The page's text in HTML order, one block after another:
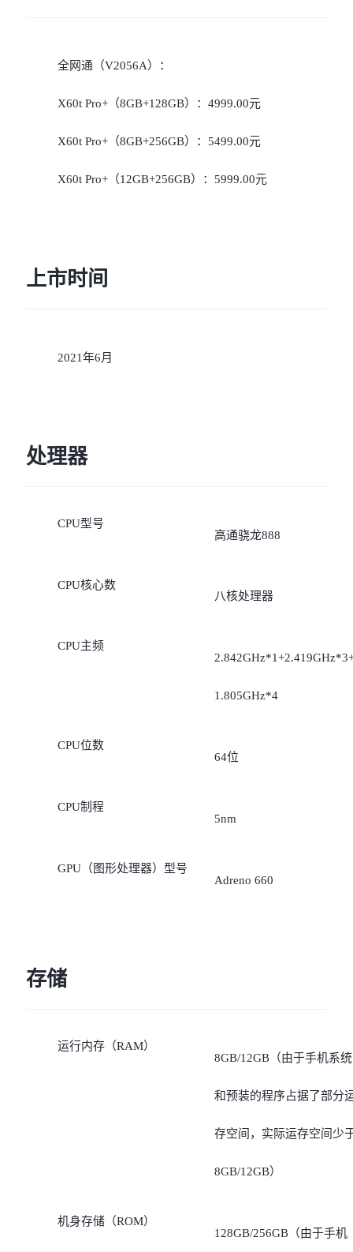
全网通（V2056A）：
X60t Pro+（8GB+128GB）：4999.00元
X60t Pro+（8GB+256GB）：5499.00元
X60t Pro+（12GB+256GB）：5999.00元
上市时间
2021年6月
处理器
CPU型号
高通骁龙888
CPU核心数
八核处理器
CPU主频
1.805GHz*4
CPU位数
64位
CPU制程
5nm
GPU（图形处理器）型号
Adreno 660
存储
运行内存（RAM）
8GB/12GB（由于手机系统
和预装的程序占据了部分
存空间，实际运存空间少
8GB/12GB）
机身存储（ROM）
128GB/256GB（由于手机